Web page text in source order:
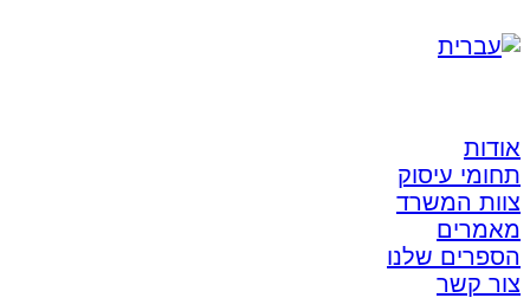
אודות
תחומי עיסוק
צוות המשרד
מאמרים
הספרים שלנו
צור קשר